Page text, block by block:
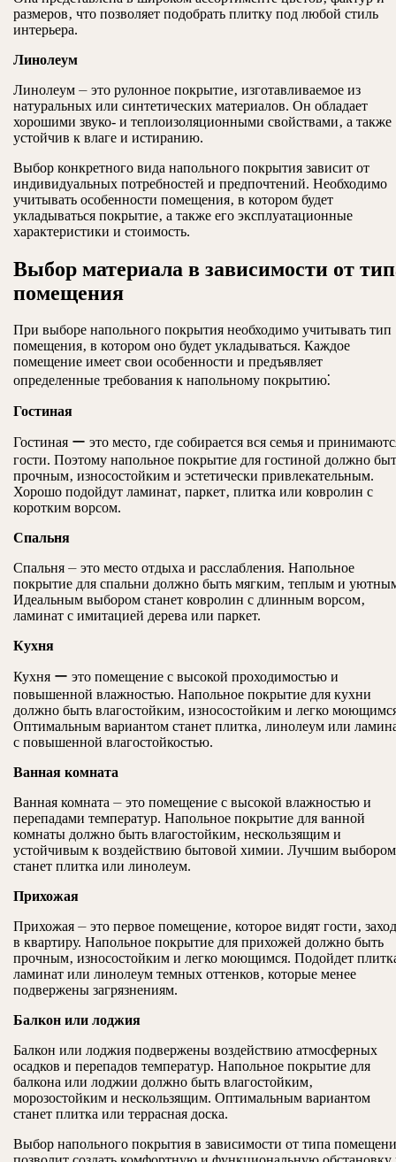
размеров‚ что позволяет подобрать плитку под любой стиль
интерьера.
Линолеум
Линолеум ⏤ это рулонное покрытие‚ изготавливаемое из
натуральных или синтетических материалов. Он обладает
хорошими звуко- и теплоизоляционными свойствами‚ а также
устойчив к влаге и истиранию.
Выбор конкретного вида напольного покрытия зависит от
индивидуальных потребностей и предпочтений. Необходимо
учитывать особенности помещения‚ в котором будет
укладываться покрытие‚ а также его эксплуатационные
характеристики и стоимость.
Выбор материала в зависимости от
помещения
При выборе напольного покрытия необходимо учитывать тип
помещения‚ в котором оно будет укладываться. Каждое
помещение имеет свои особенности и предъявляет
определенные требования к напольному покрытию⁚
Гостиная
Гостиная ー это место‚ где собирается вся семья и
гости. Поэтому напольное покрытие для гостиной должно
прочным‚ износостойким и эстетически привлекательным.
Хорошо подойдут ламинат‚ паркет‚ плитка или ковролин с
коротким ворсом.
Спальня
Спальня ⏤ это место отдыха и расслабления. Напольное
покрытие для спальни должно быть мягким‚ теплым и
Идеальным выбором станет ковролин с длинным ворсом‚
ламинат с имитацией дерева или паркет.
Кухня
Кухня ー это помещение с высокой проходимостью и
повышенной влажностью. Напольное покрытие для кухни
должно быть влагостойким‚ износостойким и легко
Оптимальным вариантом станет плитка‚ линолеум или
с повышенной влагостойкостью.
Ванная комната
Ванная комната ⏤ это помещение с высокой влажностью и
перепадами температур. Напольное покрытие для ванной
комнаты должно быть влагостойким‚ нескользящим и
устойчивым к воздействию бытовой химии. Лучшим выбором
станет плитка или линолеум.
Прихожая
Прихожая ⏤ это первое помещение‚ которое видят гости‚
в квартиру. Напольное покрытие для прихожей должно быть
прочным‚ износостойким и легко моющимся. Подойдет
ламинат или линолеум темных оттенков‚ которые менее
подвержены загрязнениям.
Балкон или лоджия
Балкон или лоджия подвержены воздействию атмосферных
осадков и перепадов температур. Напольное покрытие для
балкона или лоджии должно быть влагостойким‚
морозостойким и нескользящим. Оптимальным вариантом
станет плитка или террасная доска.
Выбор напольного покрытия в зависимости от типа